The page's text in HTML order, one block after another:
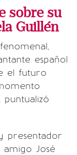
sobre su
Guillén
español
el futuro
puntualizó
presentador
José